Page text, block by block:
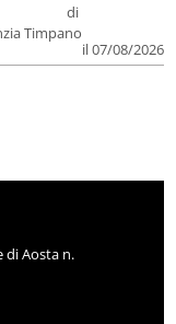
di
Timpano
il 07/08/2026
di Aosta n.